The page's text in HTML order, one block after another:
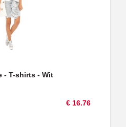
- T-shirts - Wit
€ 16.76